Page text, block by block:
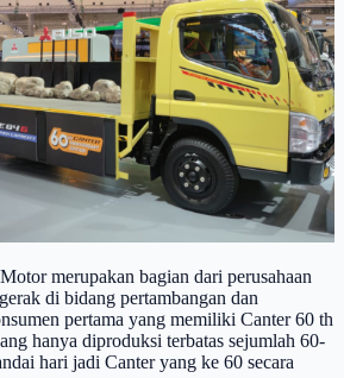
merupakan bagian dari perusahaan
di bidang pertambangan dan
pertama yang memiliki Canter 60 th
hanya diproduksi terbatas sejumlah 60-
hari jadi Canter yang ke 60 secara